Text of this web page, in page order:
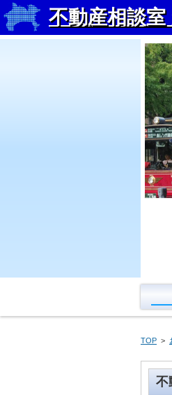
不動産相談
コンテ
TOP >
不